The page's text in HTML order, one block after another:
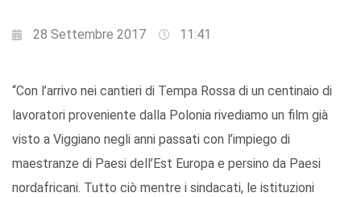
28 Settembre 2017 11:41
“Con l’arrivo nei cantieri di Tempa Rossa di un centinaio di
lavoratori proveniente dalla Polonia rivediamo un film già
visto a Viggiano negli anni passati con l’impiego di
maestranze di Paesi dell’Est Europa e persino da Paesi
nordafricani. Tutto ciò mentre i sindacati, le istituzioni